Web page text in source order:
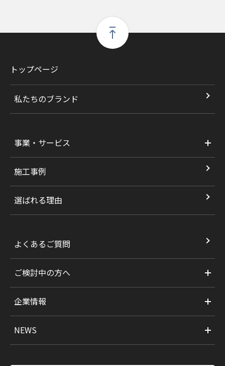
トップページ
私たちのブランド
事業・サービス
施工事例
選ばれる理由
よくあるご質問
ご検討中の方へ
企業情報
NEWS